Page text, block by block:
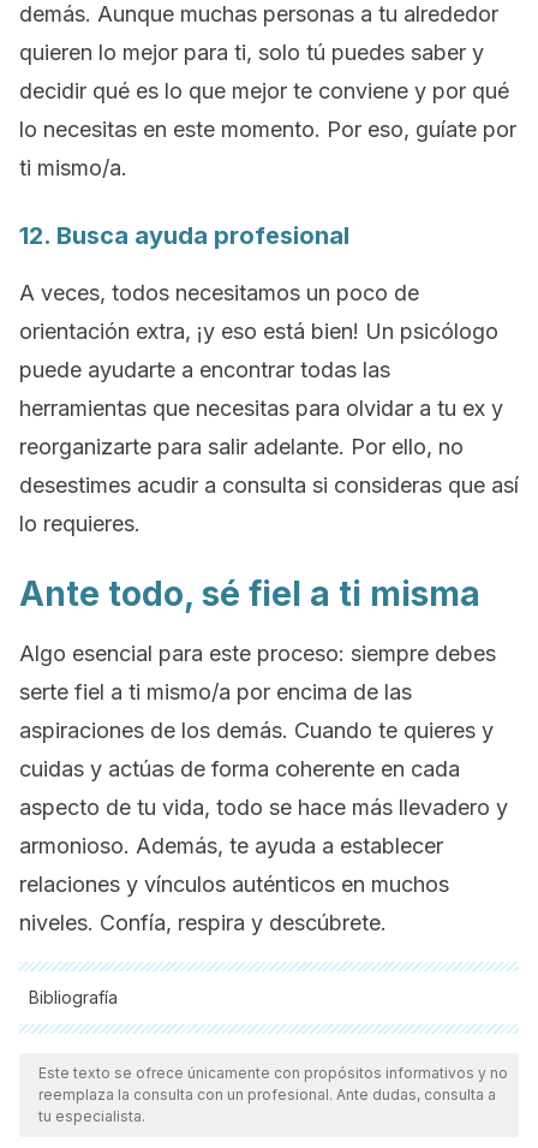
demás. Aunque muchas personas a tu alrededor
quieren lo mejor para ti, solo tú puedes saber y
decidir qué es lo que mejor te conviene y por qué
lo necesitas en este momento. Por eso, guíate por
ti mismo/a.
12. Busca ayuda profesional
A veces, todos necesitamos un poco de
orientación extra, ¡y eso está bien! Un psicólogo
puede ayudarte a encontrar todas las
herramientas que necesitas para olvidar a tu ex y
reorganizarte para salir adelante. Por ello, no
desestimes acudir a consulta si consideras que así
lo requieres.
Ante todo, sé fiel a ti misma
Algo esencial para este proceso: siempre debes
serte fiel a ti mismo/a por encima de las
aspiraciones de los demás. Cuando te quieres y
cuidas y actúas de forma coherente en cada
aspecto de tu vida, todo se hace más llevadero y
armonioso. Además, te ayuda a establecer
relaciones y vínculos auténticos en muchos
niveles. Confía, respira y descúbrete.
Bibliografía
Todas las fuentes citadas fueron revisadas a profundidad por
nuestro equipo, para asegurar su calidad, confiabilidad,
vigencia y validez.La bibliografía de este artículo fue
Este texto se ofrece únicamente con propósitos informativos y no
reemplaza la consulta con un profesional. Ante dudas, consulta a
tu especialista.